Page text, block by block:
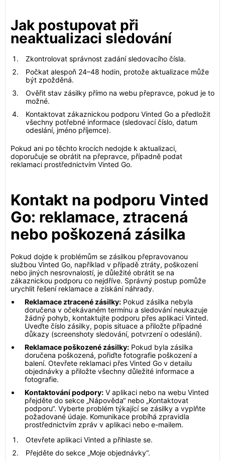
Jak postupovat při
neaktualizaci sledování
Zkontrolovat správnost zadání sledovacího čísla.
Počkat alespoň 24–48 hodin, protože aktualizace může
být zpožděná.
Ověřit stav zásilky přímo na webu přepravce, pokud je to
možné.
Kontaktovat zákaznickou podporu Vinted Go a předložit
všechny potřebné informace (sledovací číslo, datum
odeslání, jméno příjemce).
Pokud ani po těchto krocích nedojde k aktualizaci,
doporučuje se obrátit na přepravce, případně podat
reklamaci prostřednictvím Vinted Go.
Kontakt na podporu Vinted
Go: reklamace, ztracená
nebo poškozená zásilka
Pokud dojde k problémům se zásilkou přepravovanou
službou Vinted Go, například v případě ztráty, poškození
nebo jiných nesrovnalostí, je důležité obrátit se na
zákaznickou podporu co nejdříve. Správný postup pomůže
urychlit řešení reklamace a získání náhrady.
Reklamace ztracené zásilky: Pokud zásilka nebyla
doručena v očekávaném termínu a sledování neukazuje
žádný pohyb, kontaktujte podporu přes aplikaci Vinted.
Uveďte číslo zásilky, popis situace a přiložte případné
důkazy (screenshoty sledování, potvrzení o odeslání).
Reklamace poškozené zásilky: Pokud byla zásilka
doručena poškozená, pořiďte fotografie poškození a
balení. Otevřete reklamaci přes Vinted Go v detailu
objednávky a přiložte všechny důležité informace a
fotografie.
Kontaktování podpory: V aplikaci nebo na webu Vinted
přejděte do sekce „Nápověda“ nebo „Kontaktovat
podporu“. Vyberte problém týkající se zásilky a vyplňte
požadované údaje. Komunikace probíhá zpravidla
prostřednictvím zpráv v aplikaci nebo e-mailem.
Otevřete aplikaci Vinted a přihlaste se.
Přejděte do sekce „Moje objednávky“.